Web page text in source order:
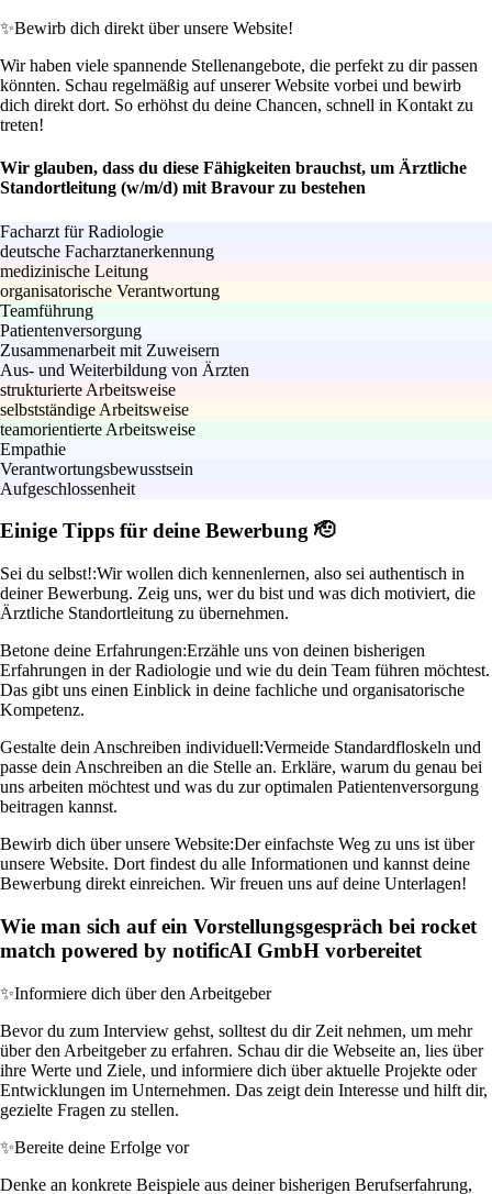
✨Bewirb dich direkt über unsere Website!
Wir haben viele spannende Stellenangebote, die perfekt zu dir passen
könnten. Schau regelmäßig auf unserer Website vorbei und bewirb
dich direkt dort. So erhöhst du deine Chancen, schnell in Kontakt zu
treten!
Wir glauben, dass du diese Fähigkeiten brauchst, um Ärztliche
Standortleitung (w/m/d) mit Bravour zu bestehen
Facharzt für Radiologie
deutsche Facharztanerkennung
medizinische Leitung
organisatorische Verantwortung
Teamführung
Patientenversorgung
Zusammenarbeit mit Zuweisern
Aus- und Weiterbildung von Ärzten
strukturierte Arbeitsweise
selbstständige Arbeitsweise
teamorientierte Arbeitsweise
Empathie
Verantwortungsbewusstsein
Aufgeschlossenheit
Einige Tipps für deine Bewerbung 🫡
Sei du selbst!:Wir wollen dich kennenlernen, also sei authentisch in
deiner Bewerbung. Zeig uns, wer du bist und was dich motiviert, die
Ärztliche Standortleitung zu übernehmen.
Betone deine Erfahrungen:Erzähle uns von deinen bisherigen
Erfahrungen in der Radiologie und wie du dein Team führen möchtest.
Das gibt uns einen Einblick in deine fachliche und organisatorische
Kompetenz.
Gestalte dein Anschreiben individuell:Vermeide Standardfloskeln und
passe dein Anschreiben an die Stelle an. Erkläre, warum du genau bei
uns arbeiten möchtest und was du zur optimalen Patientenversorgung
beitragen kannst.
Bewirb dich über unsere Website:Der einfachste Weg zu uns ist über
unsere Website. Dort findest du alle Informationen und kannst deine
Bewerbung direkt einreichen. Wir freuen uns auf deine Unterlagen!
Wie man sich auf ein Vorstellungsgespräch bei rocket
match powered by notificAI GmbH vorbereitet
✨Informiere dich über den Arbeitgeber
Bevor du zum Interview gehst, solltest du dir Zeit nehmen, um mehr
über den Arbeitgeber zu erfahren. Schau dir die Webseite an, lies über
ihre Werte und Ziele, und informiere dich über aktuelle Projekte oder
Entwicklungen im Unternehmen. Das zeigt dein Interesse und hilft dir,
gezielte Fragen zu stellen.
✨Bereite deine Erfolge vor
Denke an konkrete Beispiele aus deiner bisherigen Berufserfahrung,